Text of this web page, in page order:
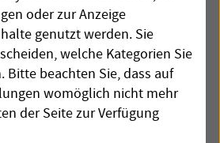
Berlin
energie.de
energie.de
oder zur Anzeige
genutzt werden. Sie
welche Kategorien Sie
Bitte beachten Sie, dass auf
womöglich nicht mehr
der Seite zur Verfügung